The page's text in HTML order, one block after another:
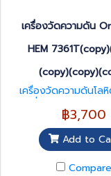
เครื่องวัดความดัน
HEM
เครื่องวัดความดันโล
ยี่ห้อ Yuwell รุ่น
฿3,700
Add to
Compare